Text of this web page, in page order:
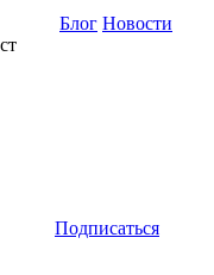
Блог Новости
Подписаться